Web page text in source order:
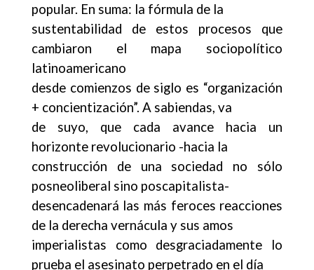
popular. En suma: la fórmula de la
sustentabilidad de estos procesos que
cambiaron el mapa sociopolítico
latinoamericano
desde comienzos de siglo es “organización
+ concientización”. A sabiendas, va
de suyo, que cada avance hacia un
horizonte revolucionario -hacia la
construcción de una sociedad no sólo
posneoliberal sino poscapitalista-
desencadenará las más feroces reacciones
de la derecha vernácula y sus amos
imperialistas como desgraciadamente lo
prueba el asesinato perpetrado en el día